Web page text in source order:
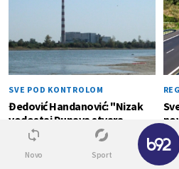
SVE POD KONTROLOM
Đedović Handanović: "Nizak
vodostaj Dunava stvara
izazove"; Situacija stabilna
Novo Sport
✕